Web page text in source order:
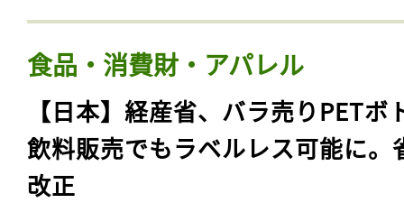
食品・消費財・アパレル
【日本】経産省、バラ売りPETボ
飲料販売でもラベルレス可能に。
改正